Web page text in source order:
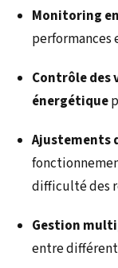
Monitoring
performances
Contrôle
énergétique
Ajustements
difficulté des
Gestion
entre